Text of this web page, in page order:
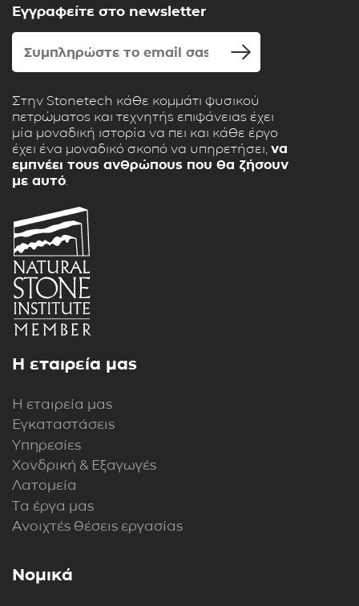
Εγγραφείτε στο newsletter
Στην Stonetech κάθε κομμάτι φυσικού
πετρώματος και τεχνητής επιφάνειας έχει
μία μοναδική ιστορία να πει και κάθε έργο
έχει ένα μοναδικό σκοπό να υπηρετήσει, να
εμπνέει τους ανθρώπους που θα ζήσουν
με αυτό
Η εταιρεία μας
Η εταιρεία μας
Εγκαταστάσεις
Υπηρεσίες
Χονδρική & Εξαγωγές
Λατομεία
Τα έργα μας
Ανοιχτές θέσεις εργασίας
Νομικά